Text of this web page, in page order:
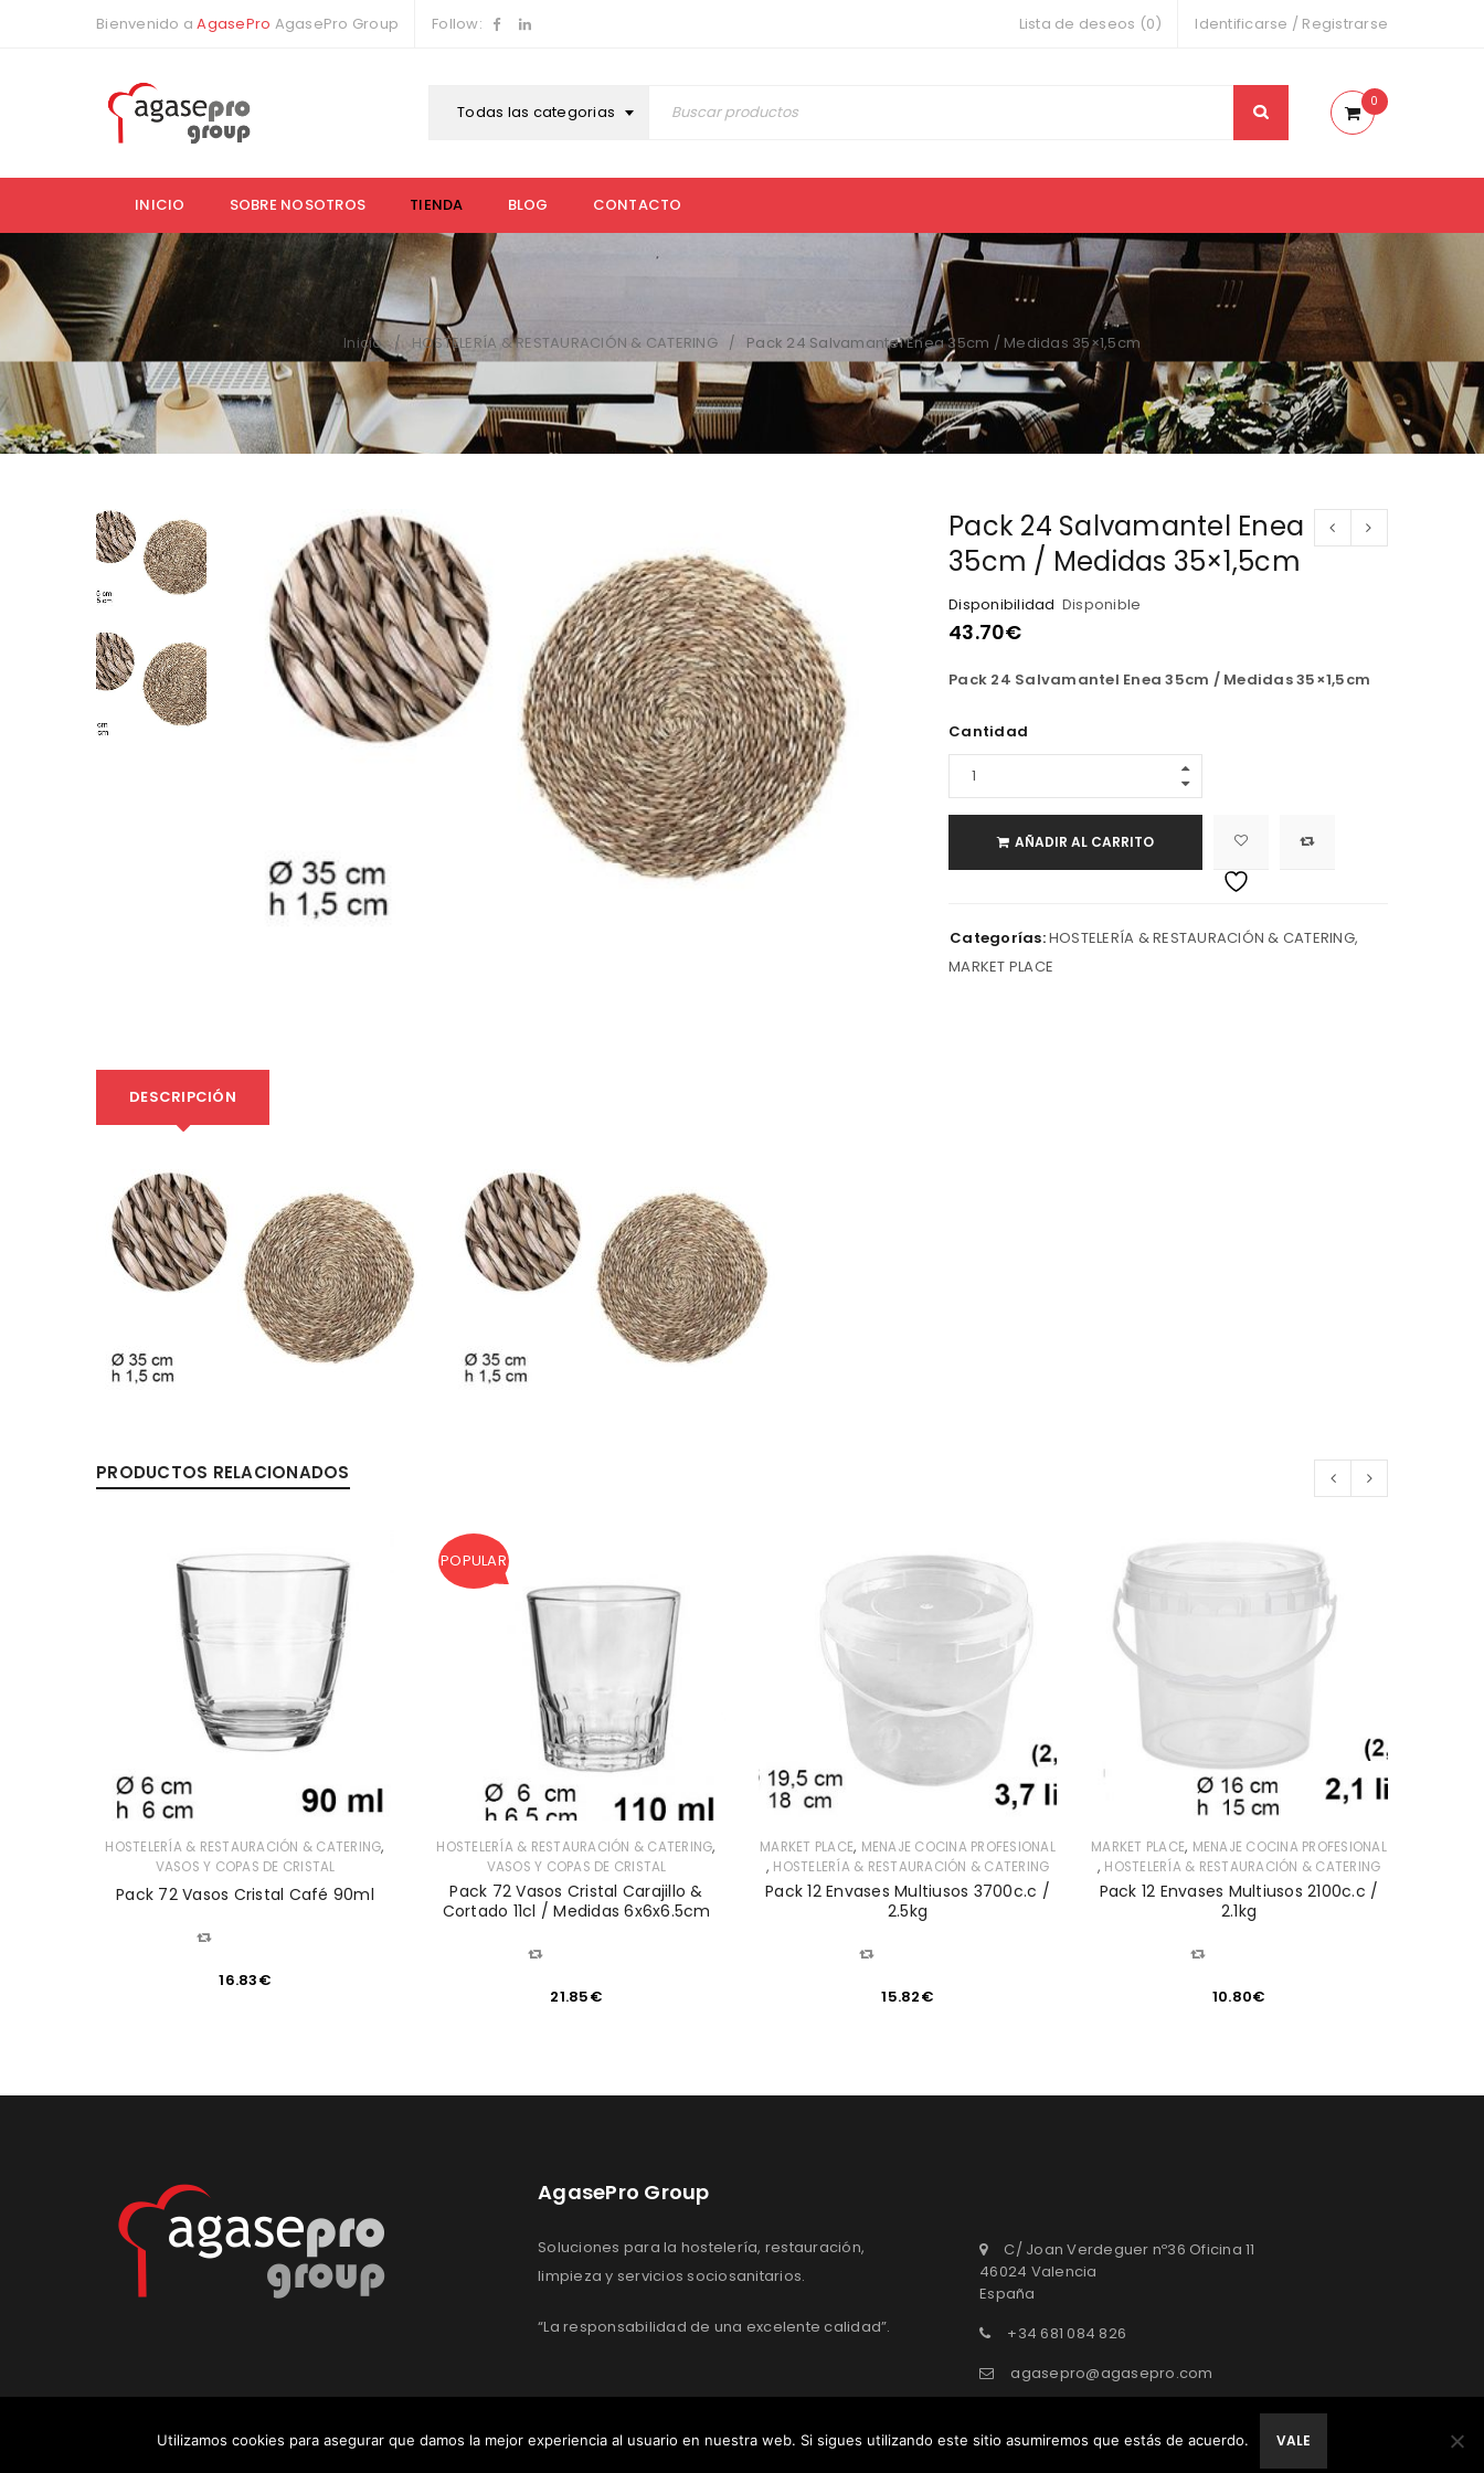
Contraseña *
ACCESO
Bienvenido aAgasePro AgasePro Group Follow: Identificarse / Registrarse
Lista de deseos (0)
Todas las categorias
0
INICIO SOBRE NOSOTROS TIENDA BLOG CONTACTO
Inicio / HOSTELERÍA & RESTAURACIÓN & CATERING / Pack 24 Salvamantel Enea 35cm / Medidas 35×1,5cm
Pack 24 Salvamantel Enea
35cm / Medidas 35×1,5cm
Disponibilidad Disponible
43.70€
Pack 24 Salvamantel Enea 35cm / Medidas 35×1,5cm
Cantidad
AÑADIR AL CARRITO
Categorías:HOSTELERÍA & RESTAURACIÓN & CATERING,
MARKET PLACE
DESCRIPCIÓN
PRODUCTOS RELACIONADOS
HOSTELERÍA & RESTAURACIÓN & CATERING,
VASOS Y COPAS DE CRISTAL
Pack 72 Vasos Cristal Café 90ml
COMPARAR
16.83€
POPULAR
HOSTELERÍA & RESTAURACIÓN & CATERING,
VASOS Y COPAS DE CRISTAL
Pack 72 Vasos Cristal Carajillo &
Cortado 11cl / Medidas 6x6x6.5cm
COMPARAR
21.85€
MARKET PLACE, MENAJE COCINA PROFESIONAL
, HOSTELERÍA & RESTAURACIÓN & CATERING
Pack 12 Envases Multiusos 3700c.c /
2.5kg
COMPARAR
15.82€
MARKET PLACE, MENAJE COCINA PROFESIONAL
, HOSTELERÍA & RESTAURACIÓN & CATERING
Pack 12 Envases Multiusos 2100c.c /
2.1kg
COMPARAR
10.80€
AgasePro Group
Soluciones para la hostelería, restauración,
limpieza y servicios sociosanitarios.
“La responsabilidad de una excelente calidad”.
C/ Joan Verdeguer nº36 Oficina 11
46024 Valencia
España
+34 681 084 826
agasepro@agasepro.com
© AgasePro Group. All Rights Reserved.
Utilizamos cookies para asegurar que damos la mejor experiencia al usuario en nuestra web. Si sigues utilizando este sitio asumiremos que estás de acuerdo. VALE